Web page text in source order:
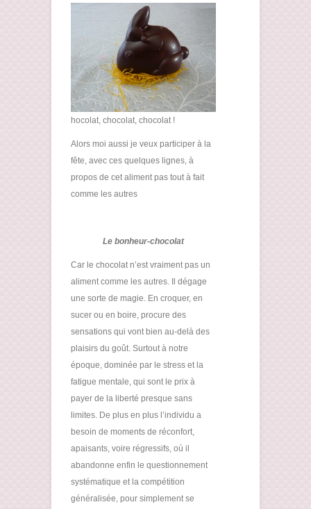
hocolat, chocolat, chocolat !
Alors moi aussi je veux participer à la
fête, avec ces quelques lignes, à
propos de cet aliment pas tout à fait
comme les autres
Le bonheur-chocolat
Car le chocolat n’est vraiment pas un
aliment comme les autres. Il dégage
une sorte de magie. En croquer, en
sucer ou en boire, procure des
sensations qui vont bien au-delà des
plaisirs du goût. Surtout à notre
époque, dominée par le stress et la
fatigue mentale, qui sont le prix à
payer de la liberté presque sans
limites. De plus en plus l’individu a
besoin de moments de réconfort,
apaisants, voire régressifs, où il
abandonne enfin le questionnement
systématique et la compétition
généralisée, pour simplement se